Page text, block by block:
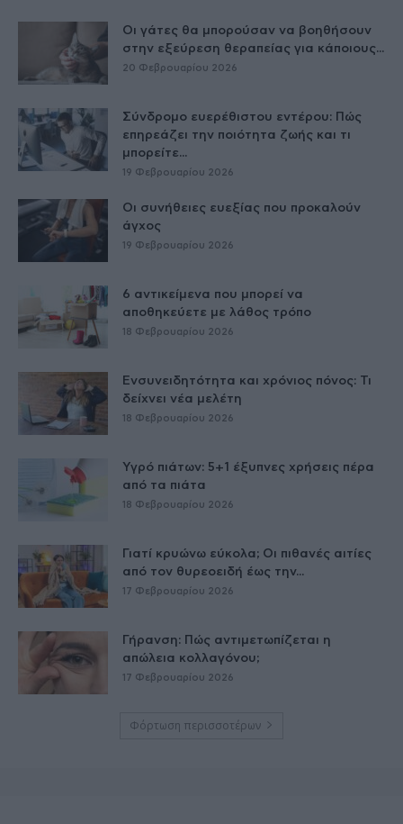
Οι γάτες θα μπορούσαν να βοηθήσουν
στην εξεύρεση θεραπείας για κάποιους...
20 Φεβρουαρίου 2026
Σύνδρομο ευερέθιστου εντέρου: Πώς
επηρεάζει την ποιότητα ζωής και τι
μπορείτε...
19 Φεβρουαρίου 2026
Οι συνήθειες ευεξίας που προκαλούν
άγχος
19 Φεβρουαρίου 2026
6 αντικείμενα που μπορεί να
αποθηκεύετε με λάθος τρόπο
18 Φεβρουαρίου 2026
Ενσυνειδητότητα και χρόνιος πόνος: Τι
δείχνει νέα μελέτη
18 Φεβρουαρίου 2026
Υγρό πιάτων: 5+1 έξυπνες χρήσεις πέρα
από τα πιάτα
18 Φεβρουαρίου 2026
Γιατί κρυώνω εύκολα; Οι πιθανές αιτίες
από τον θυρεοειδή έως την...
17 Φεβρουαρίου 2026
Γήρανση: Πώς αντιμετωπίζεται η
απώλεια κολλαγόνου;
17 Φεβρουαρίου 2026
Φόρτωση περισσοτέρων